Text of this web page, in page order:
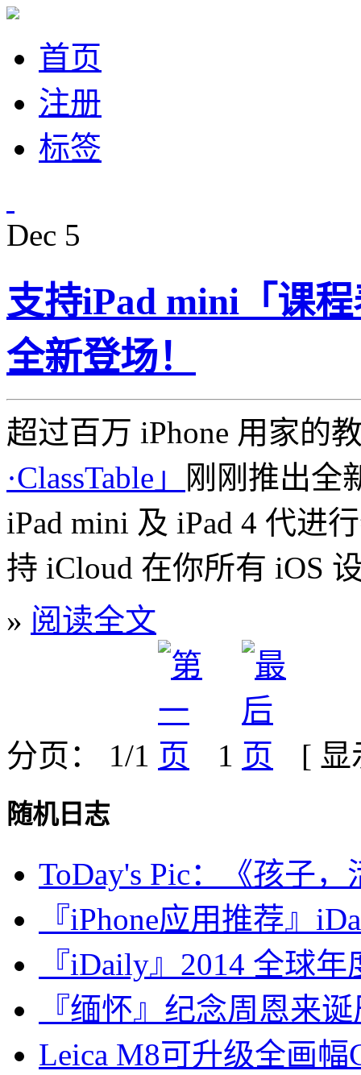
首页
注册
标签
Dec 5
支持iPad mini「课程
全新登场！
超过百万 iPhone 用家的
·ClassTable」
刚刚推出全
iPad mini 及 iPad 4 代进
持 iCloud 在你所有 iOS
» 阅读全文
分页： 1/1 1 [
随机日志
ToDay's Pic：《孩子，
『iPhone应用推荐』
『iDaily』2014 全球
『缅怀』纪念周恩来
Leica M8可升级全画幅